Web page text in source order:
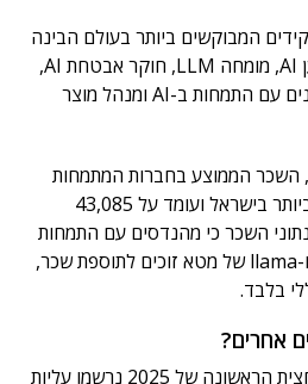
המבוקשים ביותר בעולם הבינה
המלאכותית הם: חוקר/מדען AI, מומחה LLM, חוקר אבטחת AI,
מפתח GenAI, מהנדס נתונים עם התמחות ב-AI ומנהל מוצר
השכר הממוצע בחברות המתמחות
בעולמות ה-AI הוא הגבוה ביותר בישראל ועומד על 43,085
השכר כי מהנדסים עם התמחות
מעשית במודלים כמו GPT ו-llama של מטא זוכים לתוספת שכר,
בלבד.
אחרים?
עוד עולה מהנתונים כי במחצית הראשונה של 2025 נרשמו עליות